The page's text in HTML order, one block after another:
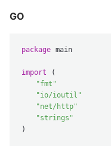
GO
package main
import (
"fmt"
"io/ioutil"
"net/http"
"strings"
)